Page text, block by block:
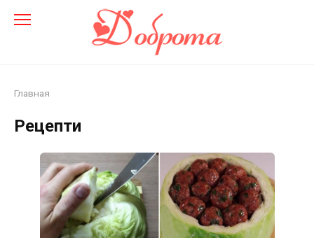
Главная
Рецепти